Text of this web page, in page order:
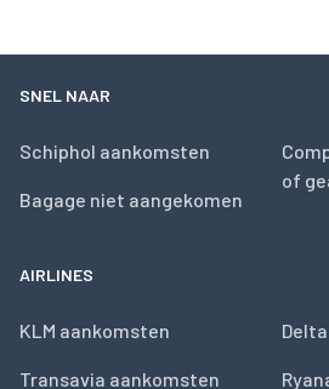
SNEL NAAR
Schiphol aankomsten
Bagage niet aangekomen
of
AIRLINES
KLM aankomsten
Transavia aankomsten